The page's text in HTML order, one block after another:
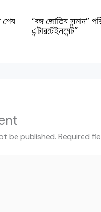
“বঙ্গ জোতিষ সন্মান”
এন্টারটেইনমেন্ট”
be published. Required